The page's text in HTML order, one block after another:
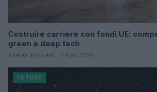
Costruire carriere con fondi UE:
green e deep tech
Andrea Innocenti · 5 Ago 2026
FUTURE